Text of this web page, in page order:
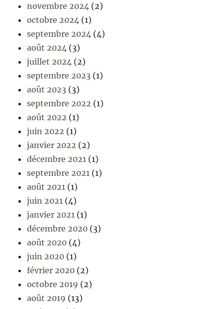
novembre 2024 (2)
octobre 2024 (1)
septembre 2024 (4)
août 2024 (3)
juillet 2024 (2)
septembre 2023 (1)
août 2023 (3)
septembre 2022 (1)
août 2022 (1)
juin 2022 (1)
janvier 2022 (2)
décembre 2021 (1)
septembre 2021 (1)
août 2021 (1)
juin 2021 (4)
janvier 2021 (1)
décembre 2020 (3)
août 2020 (4)
juin 2020 (1)
février 2020 (2)
octobre 2019 (2)
août 2019 (13)